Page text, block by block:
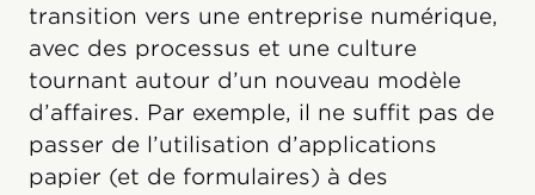
transition vers une entreprise numérique,
avec des processus et une culture
tournant autour d’un nouveau modèle
d’affaires. Par exemple, il ne suffit pas de
passer de l’utilisation d’applications
papier (et de formulaires) à des